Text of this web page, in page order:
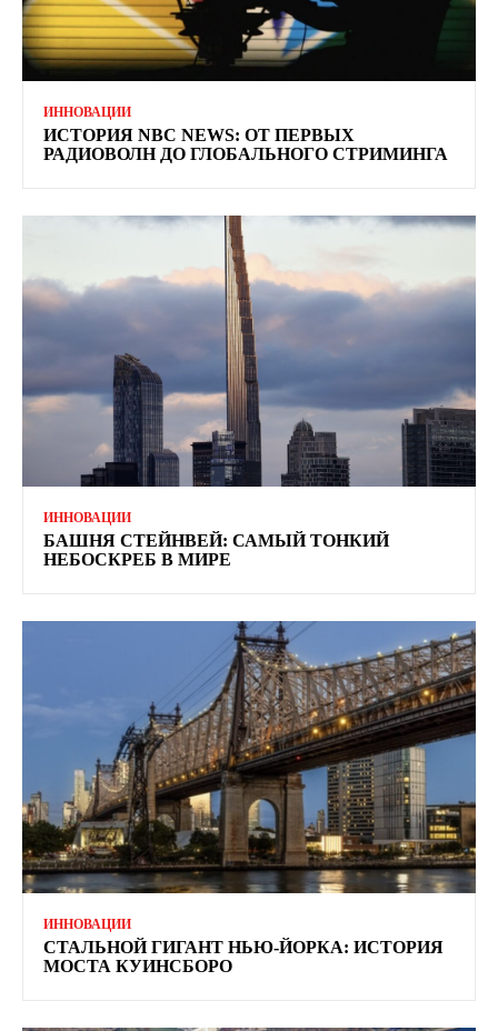
ИННОВАЦИИ
ИСТОРИЯ NBC NEWS: ОТ ПЕРВЫХ
РАДИОВОЛН ДО ГЛОБАЛЬНОГО СТРИМИНГА
ИННОВАЦИИ
БАШНЯ СТЕЙНВЕЙ: САМЫЙ ТОНКИЙ
НЕБОСКРЕБ В МИРЕ
ИННОВАЦИИ
СТАЛЬНОЙ ГИГАНТ НЬЮ-ЙОРКА: ИСТОРИЯ
МОСТА КУИНСБОРО